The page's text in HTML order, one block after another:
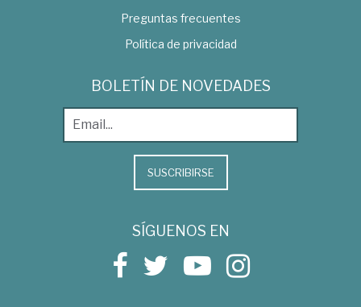
Preguntas frecuentes
Política de privacidad
BOLETÍN DE NOVEDADES
SUSCRIBIRSE
SÍGUENOS EN